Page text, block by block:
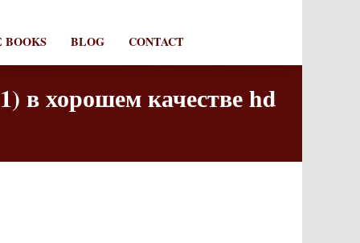
BOOKS BLOG CONTACT
в хорошем качестве hd